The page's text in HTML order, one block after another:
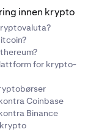
innen krypto
for krypto-
Coinbase
Binance